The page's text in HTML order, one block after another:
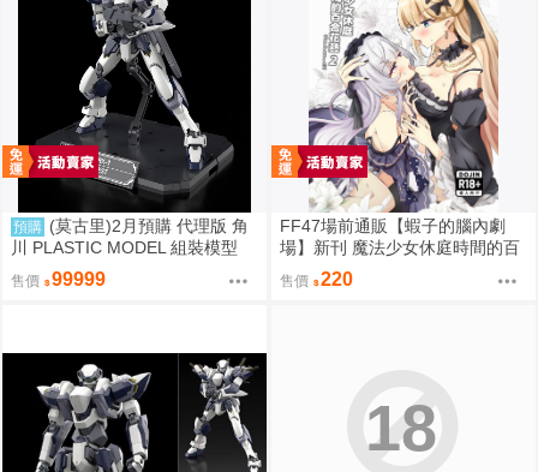
預購 (莫古里)2月預購 代理版 角
川 PLASTIC MODEL 組裝模型
驚爆危機 1/48 強弩兵 特別套組
免訂金
售價 99999
FF47場前通販【蝦子的腦內劇
場】新刊 魔法少女休庭時間的百
合花藝2 魔法少女的魔女裁判 蝦
子 Ebiko［箱庭交響曲-通販］
售價 220
18